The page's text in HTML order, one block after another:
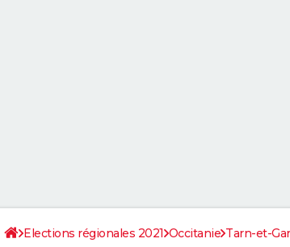
Elections régionales 2021 Occitanie Tarn-et-